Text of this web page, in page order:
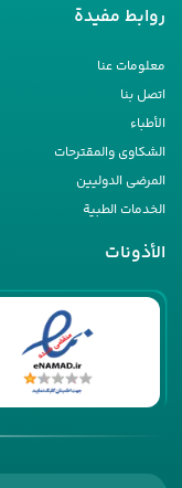
روابط مفيدة
معلومات عنا
اتصل بنا
الأطباء
الشکاوى والمقترحات
المرضى الدولیین
الخدمات الطبیة
الأذونات